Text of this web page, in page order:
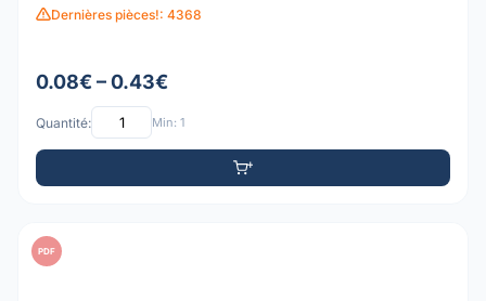
Dernières pièces!: 4368
0.08€ – 0.43€
Quantité: Min: 1
PDF